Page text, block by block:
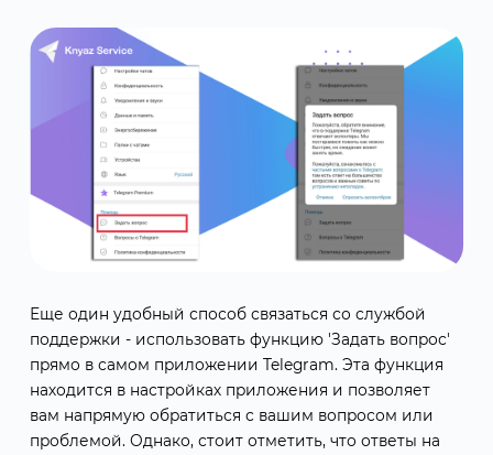
Еще один удобный способ связаться со службой
поддержки - использовать функцию 'Задать вопрос'
прямо в самом приложении Telegram. Эта функция
находится в настройках приложения и позволяет
вам напрямую обратиться с вашим вопросом или
проблемой. Однако, стоит отметить, что ответы на